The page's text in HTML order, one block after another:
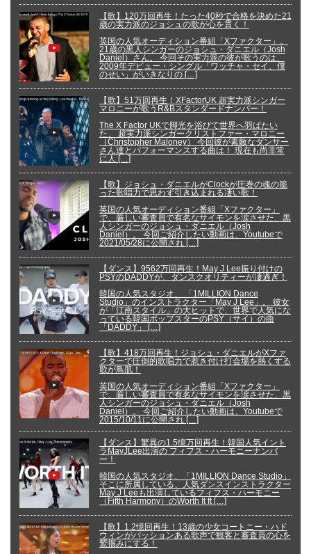
【歌】120万回再生！たった40秒で合格を決めた21
歳の実力派のジョシュの歌が心を貫く！
英国の人気オーディション番組「Xファクター」。
21歳の黒人シンガーのジョシュ・ダニエル（Josh
Daniel）さん。 今回その実力派の彼が歌うのは、
2009年デビュー・シングル「ワッチャ・セイ、僕
のせい」がいきなりの […]
【歌】51万回再生！XFactorUK 超実力派シンガー
マロニーが歌うR&Bスタンダードナンバー！
The X Factor UKで脚光を浴びて世界へ羽ばたい
た、 超実力派シンガークリストファー・マロニー
（Christopher Maloney） 今回彼が素敵なダンサー
さん達とパフォーマンスする曲は！ 現在も尚非常
に人 […]
【歌】ジョシュ・ダニエルがClockが圧巻の魂の籠
った歌唱力で思わず引き込まれる凄い歌！
英国の人気オーディション番組「Xファクター」
で、厳しい審査員で有名なサイモンを涙させた、黒
人シンガーのジョシュ・ダニエル（Josh
Daniel）。 今回ご紹介したい動画は、Youtubeで
2021/05/28に公開され […]
【ダンス】9562万回再生！May J Lee振り付けの
PSYのDADDYが、ダンスクオリティーが凄過ぎ！
韓国の人気スタジオ、 「1MILLION Dance
Studio」のインストラクター「May J Lee」。 彼女
が「江南スタイル」の大ヒットで、世界で人気にな
っている韓国ポップスターのPSY（サイ）の曲
「DADDY」 […]
【歌】418万回再生！ジョシュ・ダニエルがXファ
クターで圧倒的歌唱力で惹き付け打会場を熱くする
歌が鳥肌！
英国の人気オーディション番組「Xファクター」
で、厳しい審査員で有名なサイモンを涙させた、黒
人シンガーのジョシュ・ダニエル（Josh
Daniel）。 今回ご紹介したい動画は、Youtubeで
2015/10/11に公開され […]
【ダンス】驚異の1.5憶万回再生！韓国人気イント
ラMayJLee出演の フィフス・ハーモニーナンバ
ー！
韓国の人気スタジオ、「1MILLION Dance Studio」
そこに所属している、人気ダンスインストラクター
May J Leeも出演しているフィフス・ハーモニー
（Fifth Harmony）のWorth It ft […]
【歌】1.2憶回再生！13歳の少女コートニー・ハド
ウィンがパッションある歌声で観客と審査員の心を
鷲掴みにする！